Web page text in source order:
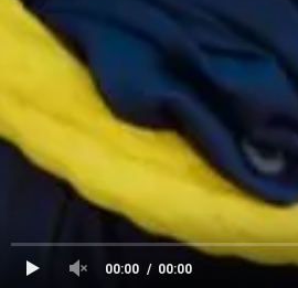
00:00 00:00